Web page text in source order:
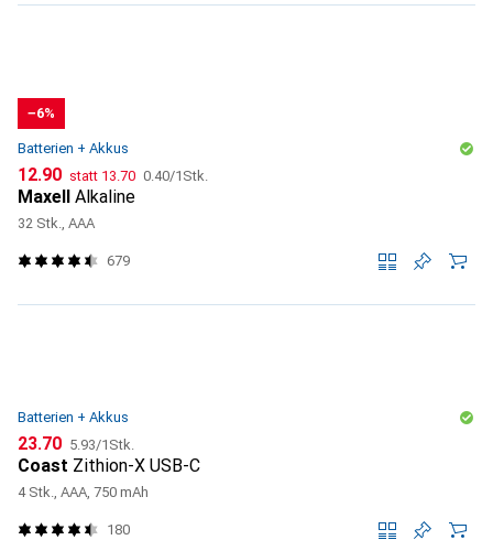
−6%
Batterien + Akkus
CHF
12.90 statt CHF
13.70 CHF
0.40/1Stk.
Maxell Alkaline
32 Stk., AAA
679
Batterien + Akkus
CHF
23.70 CHF
5.93/1Stk.
Coast Zithion-X USB-C
4 Stk., AAA, 750 mAh
180